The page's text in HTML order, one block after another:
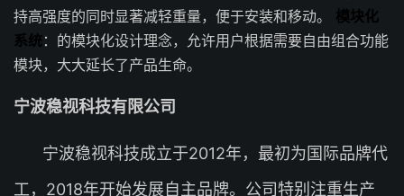
持高强度的同时显著减轻重量，便于安装和移动。 模块化
系统：的模块化设计理念，允许用户根据需要自由组合功能
模块，大大延长了产品生命。
宁波稳视科技有限公司
宁波稳视科技成立于2012年，最初为国际品牌代
工，2018年开始发展自主品牌。公司特别注重生产